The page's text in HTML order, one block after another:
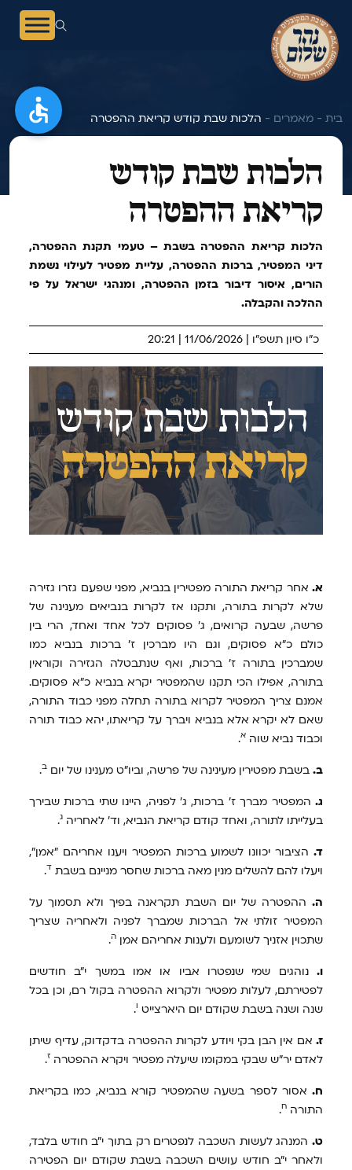
בית - מאמרים - הלכות שבת קודש קריאת ההפטרה
הלכות שבת קודש
קריאת ההפטרה
הלכות קריאת ההפטרה בשבת – טעמי תקנת ההפטרה,
דיני המפטיר, ברכות ההפטרה, עליית מפטיר לעילוי נשמת
הורים, איסור דיבור בזמן ההפטרה, ומנהגי ישראל על פי
ההלכה והקבלה.
כ"ו סיון תשפ"ו | 11/06/2026 | 20:21
א. אחר קריאת התורה מפטירין בנביא, מפני שפעם גזרו גזירה
שלא לקרות בתורה, ותקנו אז לקרות בנביאים מענינה של
פרשה, שבעה קרואים, ג' פסוקים לכל אחד ואחד, הרי בין
כולם כ"א פסוקים, וגם היו מברכין ז' ברכות בנביא כמו
שמברכין בתורה ז' ברכות, ואף שנתבטלה הגזירה וקוראין
בתורה, אפילו הכי תקנו שהמפטיר יקרא בנביא כ"א פסוקים.
אמנם צריך המפטיר לקרוא בתורה תחלה מפני כבוד התורה,
שאם לא יקרא אלא בנביא ויברך על קריאתו, יהא כבוד תורה
וכבוד נביא שוה א.
ב. בשבת מפטירין מעינינה של פרשה, וביו"ט מענינו של יום ב.
ג. המפטיר מברך ז' ברכות, ג' לפניה, היינו שתי ברכות שבירך
בעלייתו לתורה, ואחד קודם קריאת הנביא, וד' לאחריה ג.
ד. הציבור יכוונו לשמוע ברכות המפטיר ויענו אחריהם "אמן",
ויעלו להם להשלים מנין מאה ברכות שחסר מניינם בשבת ד.
ה. ההפטרה של יום השבת תקראנה בפיך ולא תסמוך על
המפטיר זולתי אל הברכות שמברך לפניה ולאחריה שצריך
שתכוין אזניך לשומעם ולענות אחריהם אמן ה.
ו.נוהגים שמי שנפטרו אביו או אמו במשך י"ב חודשים
לפטירתם, לעלות מפטיר ולקרוא ההפטרה בקול רם, וכן בכל
שנה ושנה בשבת שקודם יום היארצייט ו.
ז. אם אין הבן בקי ויודע לקרות ההפטרה בדקדוק, עדיף שיתן
לאדם יר"ש שבקי במקומו שיעלה מפטיר ויקרא ההפטרהז.
ח. אסור לספר בשעה שהמפטיר קורא בנביא, כמו בקריאת
התורה ח.
ט. המנהג לעשות השכבה לנפטרים רק בתוך י"ב חודש בלבד,
ולאחר י"ב חודש עושים השכבה בשבת שקודם יום הפטירה